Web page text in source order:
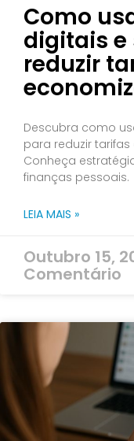
Como
digitais e
reduzir
Descubra como
para reduzir
Conheça
finanças pessoais.
LEIA MAIS »
Outubro 15,
Comentário